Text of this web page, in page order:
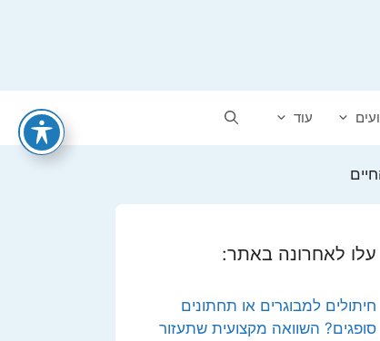
עוד
עלו לאחרונה באתר:
חיתולים למבוגרים או תחתונים
סופגים? השוואה מקצועית שתעזור